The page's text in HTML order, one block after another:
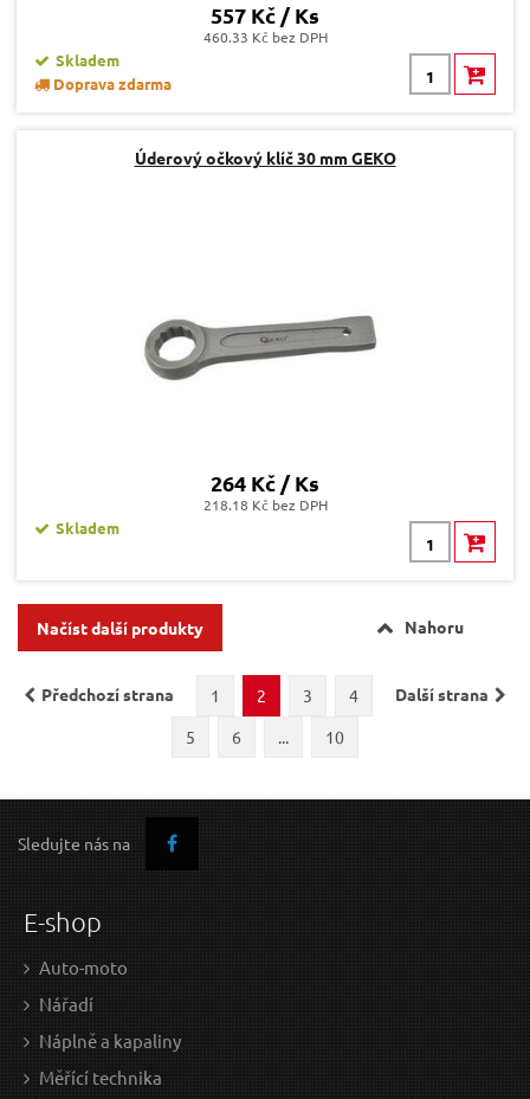
557 Kč / Ks
460.33 Kč bez DPH
Skladem
Doprava zdarma
Úderový očkový klíč 30 mm GEKO
264 Kč / Ks
218.18 Kč bez DPH
Skladem
Načíst další produkty Nahoru
Předchozí strana Další strana
1 2 3
4
5
6 ... 10
Sledujte nás na
E-shop
Auto-moto
Nářadí
Náplně a kapaliny
Měřící technika